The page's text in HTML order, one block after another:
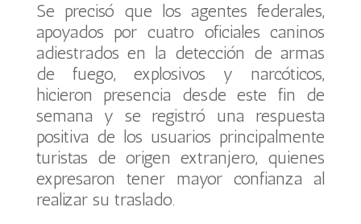
Se precisó que los agentes federales,
apoyados por cuatro oficiales caninos
adiestrados en la detección de armas
de fuego, explosivos y narcóticos,
hicieron presencia desde este fin de
semana y se registró una respuesta
positiva de los usuarios principalmente
turistas de origen extranjero, quienes
expresaron tener mayor confianza al
realizar su traslado.